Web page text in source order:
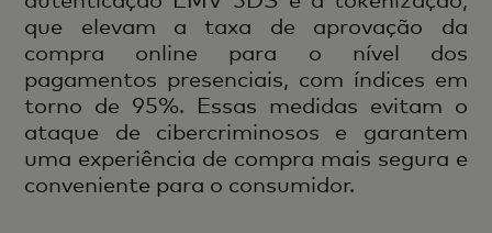
que elevam a taxa de aprovação da
compra online para o nível dos
pagamentos presenciais, com índices em
torno de 95%. Essas medidas evitam o
ataque de cibercriminosos e garantem
uma experiência de compra mais segura e
conveniente para o consumidor.